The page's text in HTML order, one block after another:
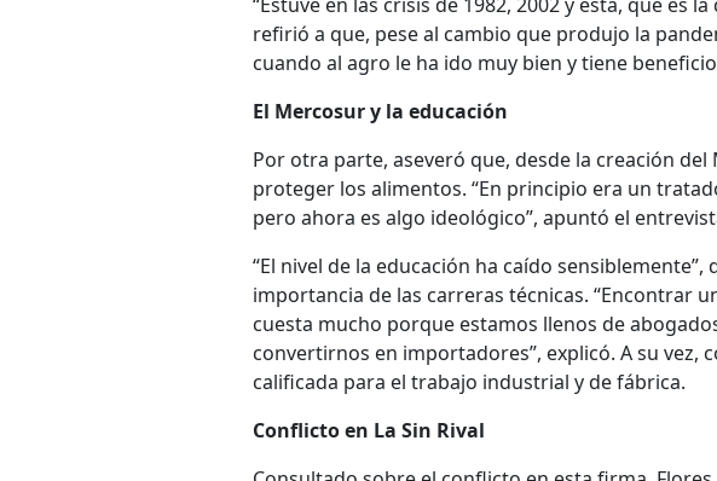
refirió a que, pese al cambio que produjo la
cuando al agro le ha ido muy bien y tiene
El Mercosur y la educación
Por otra parte, aseveró que, desde la creación
proteger los alimentos. “En principio era un
pero ahora es algo ideológico”, apuntó el
“El nivel de la educación ha caído
importancia de las carreras técnicas. “Encontrar
cuesta mucho porque estamos llenos de
convertirnos en importadores”, explicó. A su vez,
calificada para el trabajo industrial y de fábrica.
Conflicto en La Sin Rival